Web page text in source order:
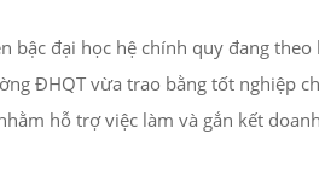
đại học hệ chính quy đang
ĐHQT vừa trao bằng tốt nghiệp
hỗ trợ việc làm và gắn kết